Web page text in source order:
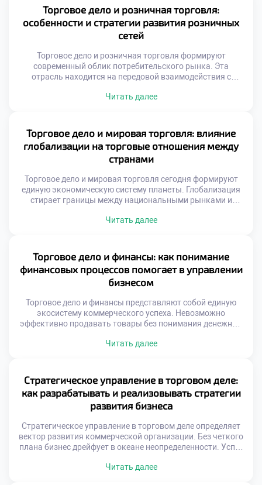
требует адаптации классических производственных
методик под специфику сбыта. Менеджеры должны
синхронизировать закупки, логистику и предпродажную
подготовку товаров. Без системного […]
Торговое дело и розничная торговля:
особенности и стратегии развития розничных
сетей
Торговое дело и розничная торговля формируют
современный облик потребительского рынка. Эта
отрасль находится на передовой взаимодействия с
экономические замыслы производителей. Успех зависит
Масштабирование бизнеса требует особых
управленческих подходов. Стандартизация процессов
становится залогом стабильности качества. Клиент
ожидает одинакового сервиса […]
Читать далее
Торговое дело и мировая торговля: влияние
глобализации на торговые отношения между
странами
Торговое дело и мировая торговля сегодня формируют
единую экономическую систему планеты. Глобализация
стирает границы между национальными рынками и
обязаны мыслить категориями международного обмена и
связей является обязательным условием
профессионализма. Международные цепочки поставок
связывают производителей и потребителей разных
континентов. […]
Читать далее
Торговое дело и финансы: как понимание
финансовых процессов помогает в управлении
бизнесом
Торговое дело и финансы представляют собой единую
экосистему коммерческого успеха. Невозможно
эффективно продавать товары без понимания денежных
для управленческих решений. Прибыль является лишь
Финансовая грамотность превращает интуицию в точный
расчет. Специальность готовит специалистов с
комплексным видением системы. Синергия дисциплин […]
Читать далее
Стратегическое управление в торговом деле:
как разрабатывать и реализовывать стратегии
развития бизнеса
Стратегическое управление в торговом деле определяет
вектор развития коммерческой организации. Без четкого
плана бизнес дрейфует в океане неопределенности. Успех
требует анализа внешней и внутренней среды. Рыночные
Читать далее